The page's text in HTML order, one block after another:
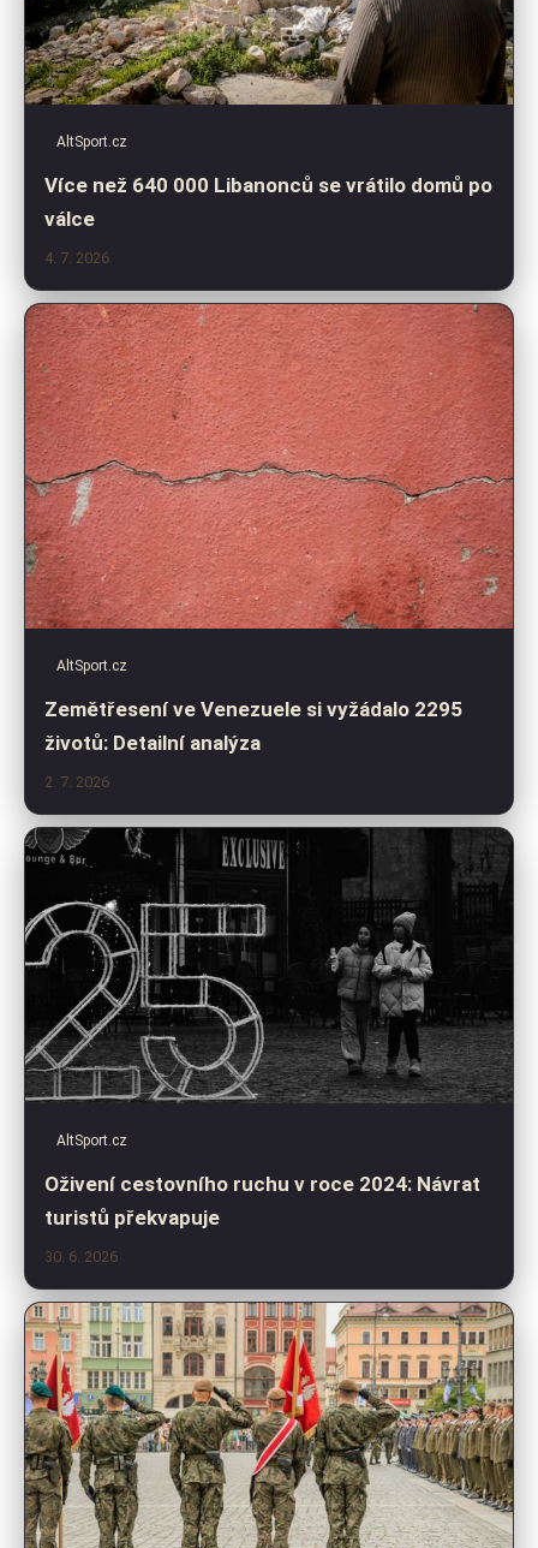
AltSport.cz
Více než 640 000 Libanonců se vrátilo domů po
válce
4. 7. 2026
AltSport.cz
Zemětřesení ve Venezuele si vyžádalo 2295
životů: Detailní analýza
2. 7. 2026
AltSport.cz
Oživení cestovního ruchu v roce 2024: Návrat
turistů překvapuje
30. 6. 2026